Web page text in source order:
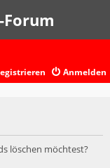
Anmelden
löschen möchtest?